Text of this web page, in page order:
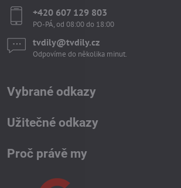
+420 607 129 803
PO-PÁ, od 08:00 do 18:00
tvdily​@tvdily​.cz
Odpovíme do několika minut.
Vybrané odkazy
Užitečné odkazy
Proč právě my